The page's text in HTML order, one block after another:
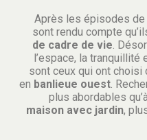
Après les épisodes
sont rendu compte
de cadre de vie .
l’espace, la tranquillité
sont ceux qui ont choisi
en banlieue ouest .
plus abordables
maison avec jardin,